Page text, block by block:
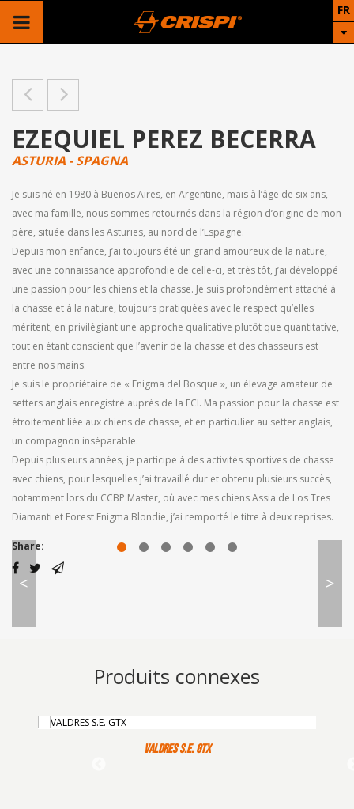
FR
EZEQUIEL PEREZ BECERRA
ASTURIA - SPAGNA
Je suis né en 1980 à Buenos Aires, en Argentine, mais à l’âge de six ans,
avec ma famille, nous sommes retournés dans la région d’origine de mon
père, située dans les Asturies, au nord de l’Espagne.
Depuis mon enfance, j’ai toujours été un grand amoureux de la nature,
avec une connaissance approfondie de celle-ci, et très tôt, j’ai développé
une passion pour les chiens et la chasse. Je suis profondément attaché à
la chasse et à la nature, toujours pratiquées avec le respect qu’elles
méritent, en privilégiant une approche qualitative plutôt que quantitative,
tout en étant conscient que l’avenir de la chasse et des chasseurs est
entre nos mains.
Je suis le propriétaire de « Enigma del Bosque », un élevage amateur de
setters anglais enregistré auprès de la FCI. Ma passion pour la chasse est
étroitement liée aux chiens de chasse, et en particulier au setter anglais,
un compagnon inséparable.
Depuis plusieurs années, je participe à des activités sportives de chasse
avec chiens, pour lesquelles j’ai travaillé dur et obtenu plusieurs succès,
notamment lors du CCBP Master, où avec mes chiens Assia de Los Tres
Diamanti et Forest Enigma Blondie, j’ai remporté le titre à deux reprises.
Share:
< >
Produits connexes
VALDRES S.E. GTX